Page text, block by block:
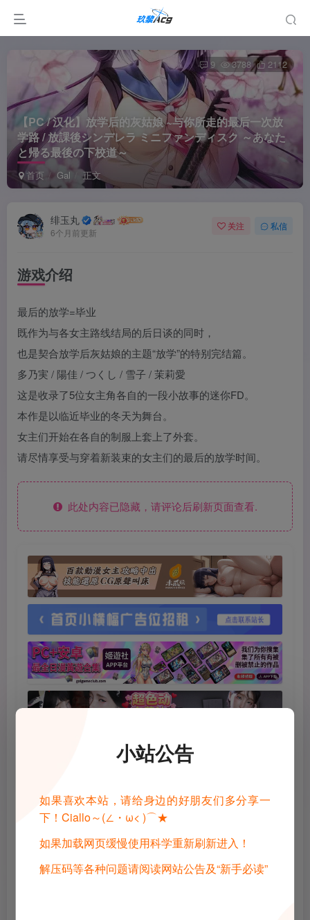
【PC / 汉化】放学后的灰姑娘 ~与你所走的最后一次放
学路 / 放課後シンデレラ ミニファンディスク ～あなた
と帰る最後の下校道～
首页 Gal 正文
9 3788 2112
绯玉丸
6个月前更新
关注 私信
游戏介绍
最后的放学=毕业
既作为与各女主路线结局的后日谈的同时，
也是契合放学后灰姑娘的主题“放学”的特别完结篇。
多乃実 / 陽佳 / つくし / 雪子 / 茉莉愛
这是收录了5位女主角各自的一段小故事的迷你FD。
本作是以临近毕业的冬天为舞台。
女主们开始在各自的制服上套上了外套。
请尽情享受与穿着新装束的女主们的最后的放学时间。
此处内容已隐藏，请评论后刷新页面查看.
版权声明
1 · 内容来源于网络，仅供学习交流，请下载后24小时进行删除
2 · 直播录播，请去汉化相关原地址查看和申请授权
3 · 转载请去原帖查看和申请授权，禁止转本站原档，请重新压制，切
4 · 如遇到内容侵权等问题，请邮箱联系管理员，将及时予以删除
小站公告
如果喜欢本站，请给身边的好朋友们多分享一
下！Ciallo～(∠・ω< )⌒★
如果加载网页缓慢使用科学重新刷新进入！
解压码等各种问题请阅读网站公告及“新手必读”